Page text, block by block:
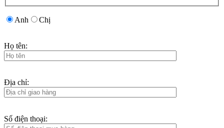
Anh Chị
Họ tên:
Địa chỉ:
Số điện thoại: